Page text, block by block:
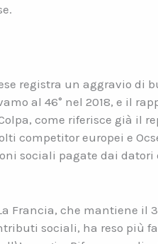
registra un aggravio di
al 46° nel 2018, e il
come riferisce già il
competitor europei e
sociali pagate dai
Francia, che mantiene il
sociali, ha reso più